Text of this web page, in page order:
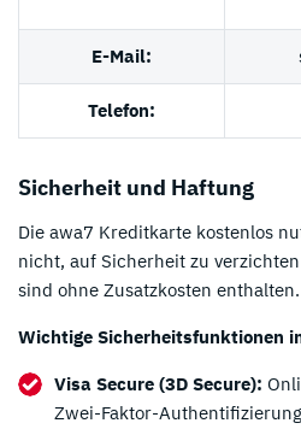
E-Mail:
Telefon:
Sicherheit und Haftung
Die awa7 Kreditkarte kostenlos
nicht, auf Sicherheit zu
sind ohne Zusatzkosten enthalten.
Wichtige Sicherheitsfunktionen
Visa Secure (3D Secure):
Zwei-Faktor-